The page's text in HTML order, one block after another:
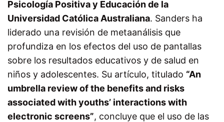
Psicología Positiva y Educación de la
Universidad Católica Australiana. Sanders ha
liderado una revisión de metaanálisis que
profundiza en los efectos del uso de pantallas
sobre los resultados educativos y de salud en
niños y adolescentes. Su artículo, titulado “An
umbrella review of the benefits and risks
associated with youths’ interactions with
electronic screens”, concluye que el uso de las